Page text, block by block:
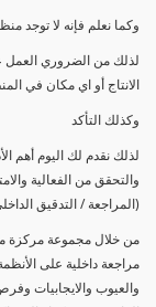
وكما نعلم فإنه لا توجد
لذلك من الضروري العمل
الانتاج أو اي مكان في
وكذلك التأكد
لذلك نقدم لك اليوم أهم
والتحقق من الفعالية
(المراجعة / التدقيق
من خلال مجموعة مركزة
مراجعة داخلية على
والعيوب والايجابيات